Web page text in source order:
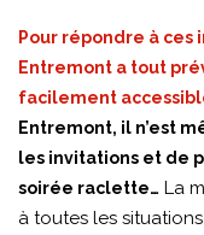
Pour répondre à
Entremont a tout
facilement
Entremont, il n’est
les invitations et de
soirée raclette… La
à toutes les